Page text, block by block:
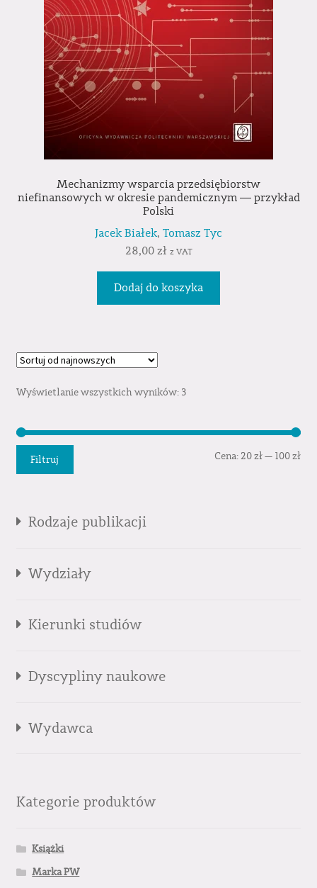
Mechanizmy wsparcia przedsiębiorstw
niefinansowych w okresie pandemicznym ― przykład
Polski
Jacek Białek, Tomasz Tyc
28,00 zł z VAT
Dodaj do koszyka
Wyświetlanie wszystkich wyników: 3
Filtruj Cena:20 zł— 100 zł
Rodzaje publikacji
Wydziały
Kierunki studiów
Dyscypliny naukowe
Wydawca
Kategorie produktów
Książki
Marka PW